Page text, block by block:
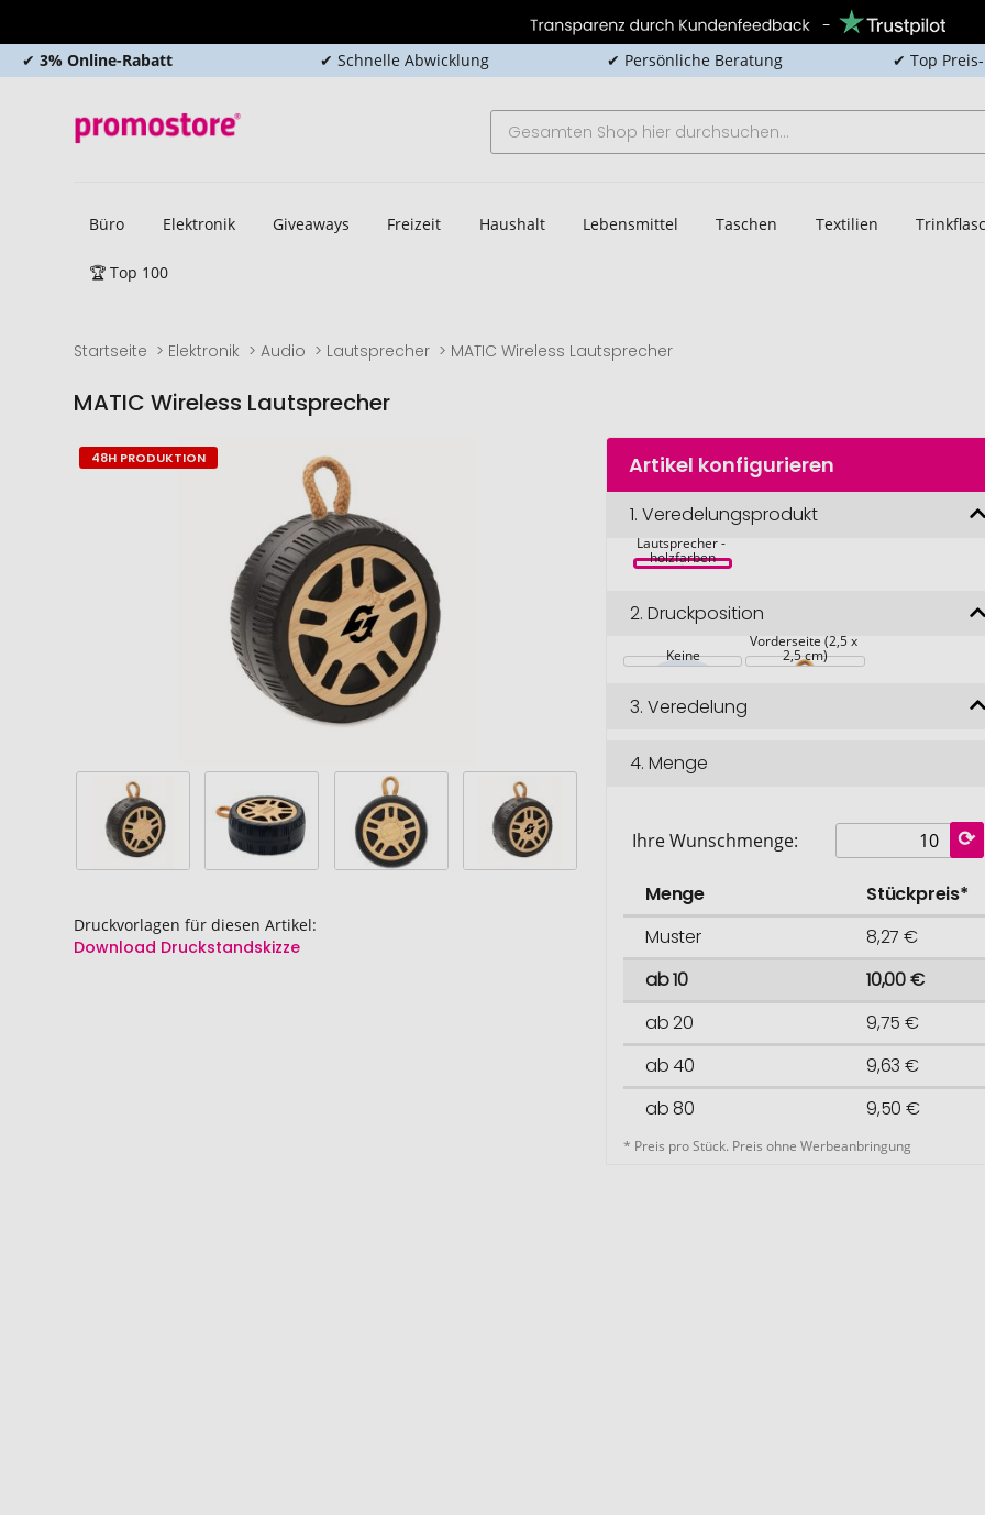
✔ 3% Online-Rabatt ✔ Schnelle Abwicklung ✔ Persönliche Beratung ✔ Top
Büro Elektronik Giveaways Freizeit Haushalt Lebensmittel Taschen Textilien
🏆 Top 100
Startseite Elektronik Audio Lautsprecher MATIC Wireless Lautsprecher
MATIC Wireless Lautsprecher
Zum
Ende
Druckvorlagen für diesen Artikel:
Download Druckstandskizze
Zum
Anfang
48H PRODUKTION Artikel konfigurieren
1.Veredelungsprodukt
MATIC
Lautsprecher -
holzfarben
2.Druckposition
Keine
Vorderseite (2,5 x
2,5 cm)
3.Veredelung
4.Menge
Ihre Wunschmenge:
Menge
Stückpreis*
Muster
8,27 €
ab 10
10,00 €
ab 20
9,75 €
ab 40
9,63 €
ab 80
9,50 €
* Preis pro Stück. Preis ohne Werbeanbringung